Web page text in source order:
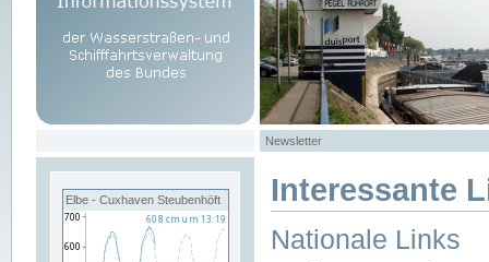
Newsletter
Elbe - Cuxhaven Steubenhöft Interessante
Nationale Links